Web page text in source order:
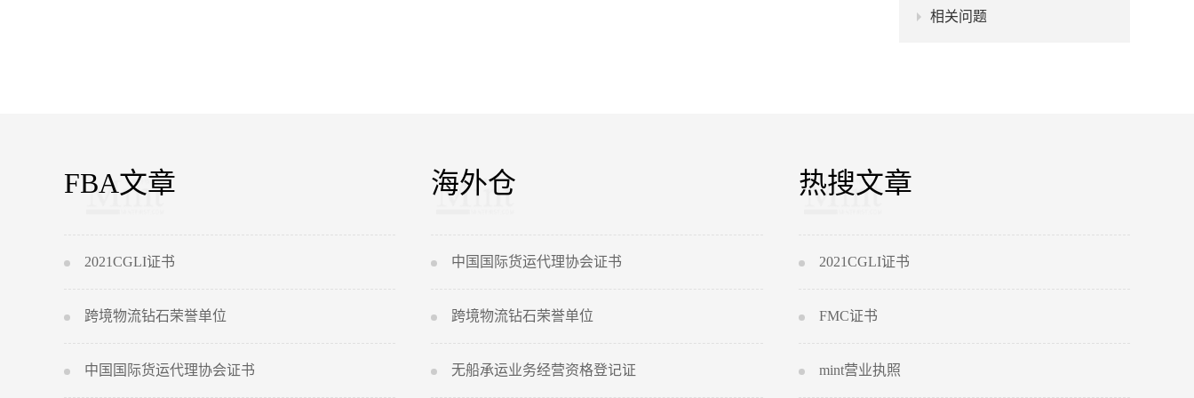
相关问题
FBA文章
2021CGLI证书
跨境物流钻石荣誉单位
中国国际货运代理协会证书
海外仓
中国国际货运代理协会证书
跨境物流钻石荣誉单位
无船承运业务经营资格登记证
热搜文章
2021CGLI证书
FMC证书
mint营业执照